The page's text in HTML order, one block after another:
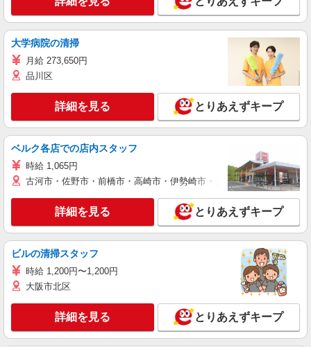
大学病院の清掃
月給 273,650円
品川区
詳細を見る とりあえずキープ
ベルク各店での店内スタッフ
時給 1,065円
古河市・佐野市・前橋市・高崎市・伊勢崎市・太田市・館林市・藤
詳細を見る とりあえずキープ
ビルの清掃スタッフ
時給 1,200円〜1,200円
大阪市北区
詳細を見る とりあえずキープ